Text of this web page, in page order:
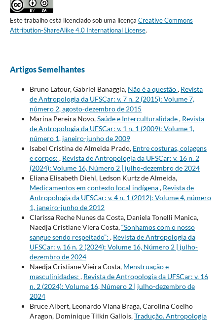
Este trabalho está licenciado sob uma licença Creative Commons
Attribution-ShareAlike 4.0 International License.
Artigos Semelhantes
Bruno Latour, Gabriel Banaggia, Não é a questão, Revista
de Antropologia da UFSCar: v. 7 n. 2 (2015): Volume 7,
número 2, agosto-dezembro de 2015
Marina Pereira Novo,Saúde e Interculturalidade, Revista
de Antropologia da UFSCar: v. 1 n. 1 (2009): Volume 1,
número 1, janeiro-junho de 2009
Isabel Cristina de Almeida Prado, Entre costuras, colagens
e corpos: , Revista de Antropologia da UFSCar: v. 16 n. 2
(2024): Volume 16, Número 2 | julho-dezembro de 2024
Eliana Elisabeth Diehl, Ledson Kurtz de Almeida,
Medicamentos em contexto local indígena, Revista de
Antropologia da UFSCar: v. 4 n. 1 (2012): Volume 4, número
1, janeiro-junho de 2012
Clarissa Reche Nunes da Costa, Daniela Tonelli Manica,
Naedja Cristiane Viera Costa,“Sonhamos com o nosso
sangue sendo respeitado”: , Revista de Antropologia da
UFSCar: v. 16 n. 2 (2024): Volume 16, Número 2 | julho-
dezembro de 2024
Naedja Cristiane Vieira Costa, Menstruação e
masculinidades: , Revista de Antropologia da UFSCar: v. 16
n. 2 (2024): Volume 16, Número 2 | julho-dezembro de
2024
Bruce Albert, Leonardo VIana Braga, Carolina Coelho
Aragon, Dominique Tilkin Gallois,Tradução. Antropologia